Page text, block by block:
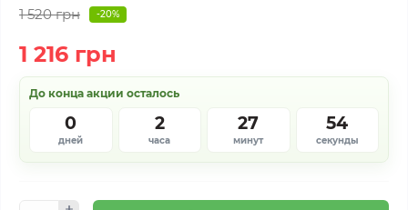
1 520 грн -20%
1 216 грн
До конца акции осталось
0
дней
2
часа
27
минут
54
секунды